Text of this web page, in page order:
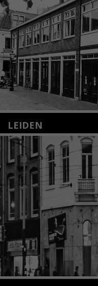
LEIDEN
Nieuwstraat 35
2312 KA Leiden
+31(0)71 – 52 84 480
info@kunsthuisleiden.nl
Lees meer